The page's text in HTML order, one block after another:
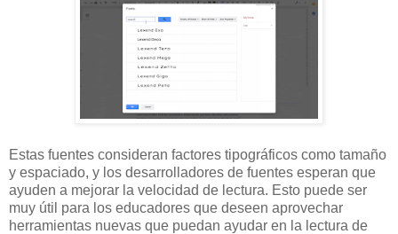
Estas fuentes consideran factores tipográficos como tamaño
y espaciado, y los desarrolladores de fuentes esperan que
ayuden a mejorar la velocidad de lectura. Esto puede ser
muy útil para los educadores que deseen aprovechar
herramientas nuevas que puedan ayudar en la lectura de